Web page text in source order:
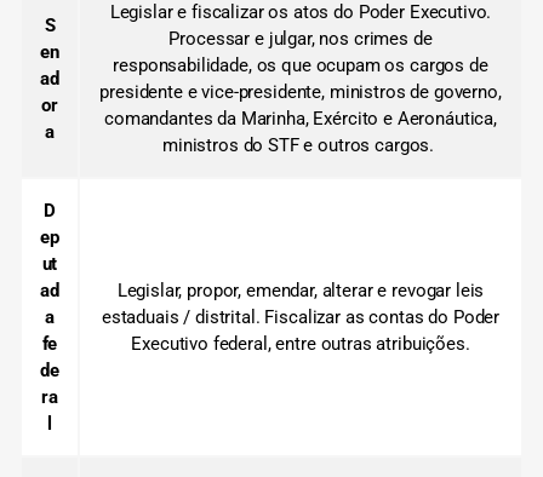
S
en
ad
or
a
Legislar e fiscalizar os atos do Poder Executivo.
Processar e julgar, nos crimes de
responsabilidade, os que ocupam os cargos de
presidente e vice-presidente, ministros de governo,
comandantes da Marinha, Exército e Aeronáutica,
ministros do STF e outros cargos.
D
ep
ut
ad
a
fe
de
ra
Legislar, propor, emendar, alterar e revogar leis
estaduais / distrital. Fiscalizar as contas do Poder
Executivo federal, entre outras atribuições.